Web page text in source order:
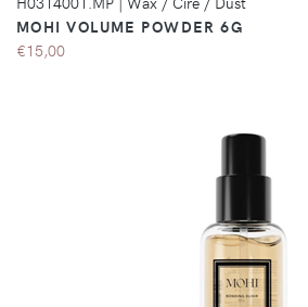
MOHI VOLUME POWDER 6G
€15,00
DÉTAILS